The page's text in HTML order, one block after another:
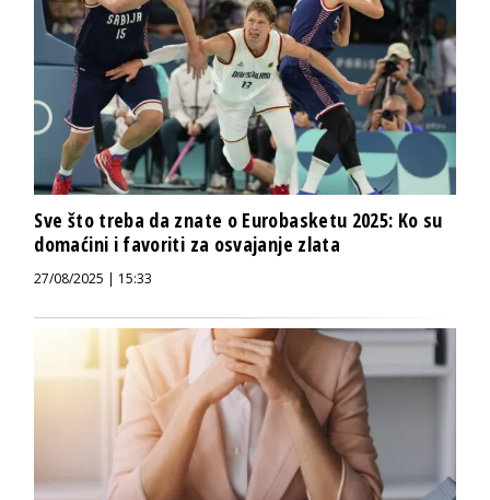
Sve što treba da znate o Eurobasketu 2025: Ko su
domaćini i favoriti za osvajanje zlata
27/08/2025 | 15:33